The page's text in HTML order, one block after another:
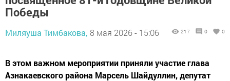
Победы
Миляуша Тимбакова, 8 мая 2026 - 15:06 217 0 0
В этом важном мероприятии приняли участие глава
Азнакаевского района Марсель Шайдуллин, депутат